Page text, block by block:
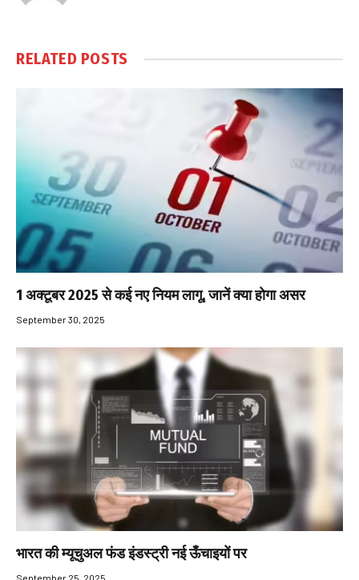
RELATED POSTS
1 अक्टूबर 2025 से कई नए नियम लागू, जानें क्या होगा असर
September 30, 2025
भारत की म्यूचुअल फंड इंडस्ट्री नई ऊँचाइयों पर
September 25, 2025